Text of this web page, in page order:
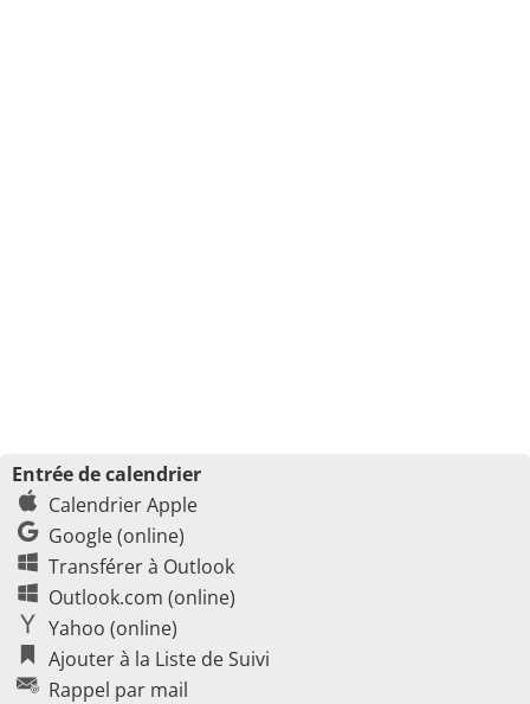
Entrée de calendrier
Calendrier Apple
Google (online)
Transférer à Outlook
Outlook.com (online)
Yahoo (online)
Ajouter à la Liste de Suivi
Rappel par mail